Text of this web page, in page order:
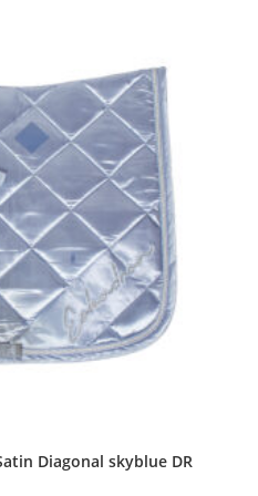
Diagonal skyblue DR